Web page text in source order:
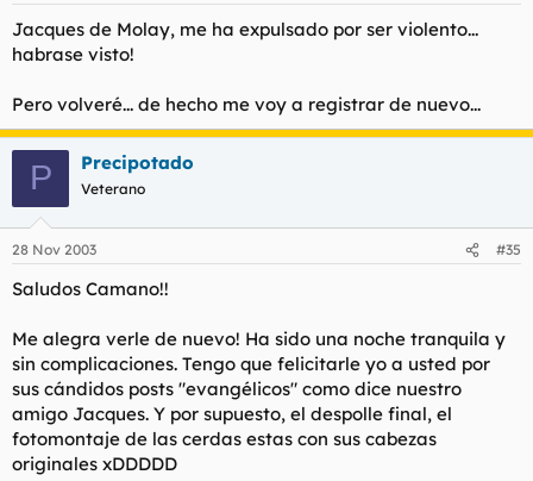
Jacques de Molay, me ha expulsado por ser violento...
habrase visto!
Pero volveré... de hecho me voy a registrar de nuevo...
P Precipotado
Veterano
28 Nov 2003 #35
Saludos Camano!!
Me alegra verle de nuevo! Ha sido una noche tranquila y
sin complicaciones. Tengo que felicitarle yo a usted por
sus cándidos posts "evangélicos" como dice nuestro
amigo Jacques. Y por supuesto, el despolle final, el
fotomontaje de las cerdas estas con sus cabezas
originales xDDDDD